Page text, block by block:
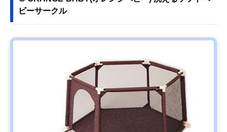
ビーサークル